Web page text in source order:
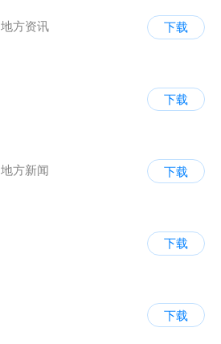
地方资讯
下载
下载
地方新闻
下载
下载
下载